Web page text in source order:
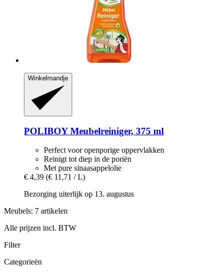
Winkelmandje
POLIBOYMeubelreiniger, 375 ml
Perfect voor openporige oppervlakken
Reinigt tot diep in de poriën
Met pure sinaasappelolie
€ 4,39 (€ 11,71 / L)
Bezorging uiterlijk op 13. augustus
Meubels: 7 artikelen
Alle prijzen incl. BTW
Filter
Categorieën